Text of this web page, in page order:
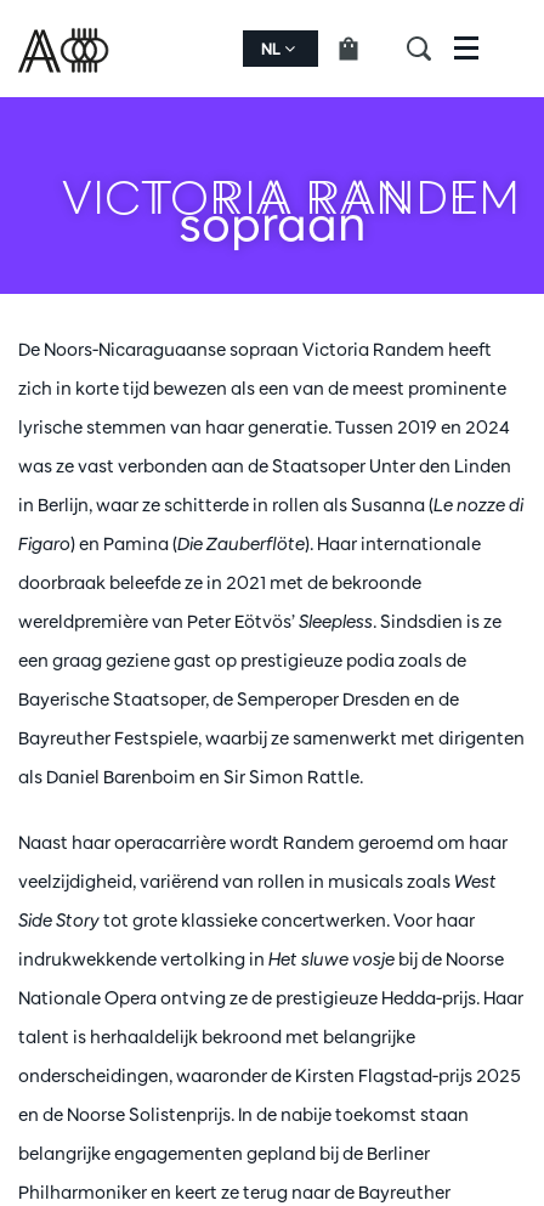
NL Menu
VICTORIA RANDEM
sopraan
De Noors-Nicaraguaanse sopraan Victoria Randem heeft
zich in korte tijd bewezen als een van de meest prominente
lyrische stemmen van haar generatie. Tussen 2019 en 2024
was ze vast verbonden aan de Staatsoper Unter den Linden
in Berlijn, waar ze schitterde in rollen als Susanna (Le nozze di
Figaro) en Pamina (Die Zauberflöte). Haar internationale
doorbraak beleefde ze in 2021 met de bekroonde
wereldpremière van Peter Eötvös’Sleepless. Sindsdien is ze
een graag geziene gast op prestigieuze podia zoals de
Bayerische Staatsoper, de Semperoper Dresden en de
Bayreuther Festspiele, waarbij ze samenwerkt met dirigenten
als Daniel Barenboim en Sir Simon Rattle.
Naast haar operacarrière wordt Randem geroemd om haar
veelzijdigheid, variërend van rollen in musicals zoals West
Side Storytot grote klassieke concertwerken. Voor haar
indrukwekkende vertolking in Het sluwe vosje bij de Noorse
Nationale Opera ontving ze de prestigieuze Hedda-prijs. Haar
talent is herhaaldelijk bekroond met belangrijke
onderscheidingen, waaronder de Kirsten Flagstad-prijs 2025
en de Noorse Solistenprijs. In de nabije toekomst staan
belangrijke engagementen gepland bij de Berliner
Philharmoniker en keert ze terug naar de Bayreuther